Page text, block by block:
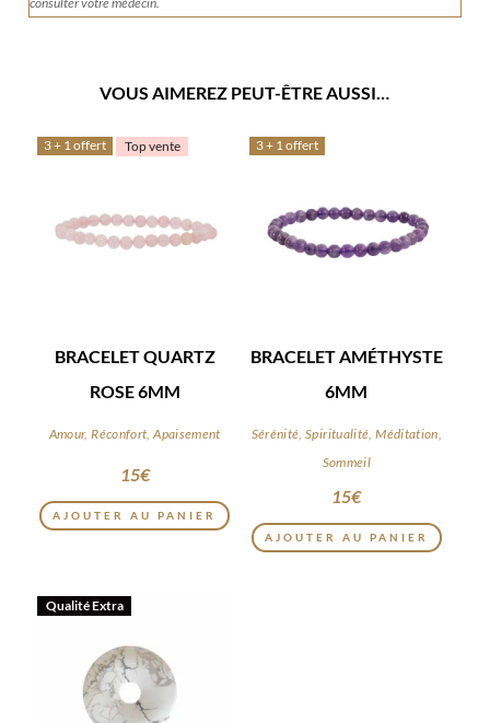
VOUS AIMEREZ PEUT-ÊTRE AUSSI…
3 + 1 offert Top vente
BRACELET QUARTZ
ROSE 6MM
Amour, Réconfort, Apaisement
15€
AJOUTER AU PANIER
3 + 1 offert
BRACELET AMÉTHYSTE
6MM
Sérénité, Spiritualité, Méditation,
Sommeil
15€
AJOUTER AU PANIER
Qualité Extra